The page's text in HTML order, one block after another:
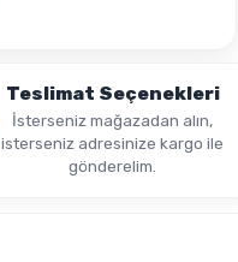
Teslimat Seçenekleri
İsterseniz mağazadan alın,
isterseniz adresinize kargo ile
gönderelim.